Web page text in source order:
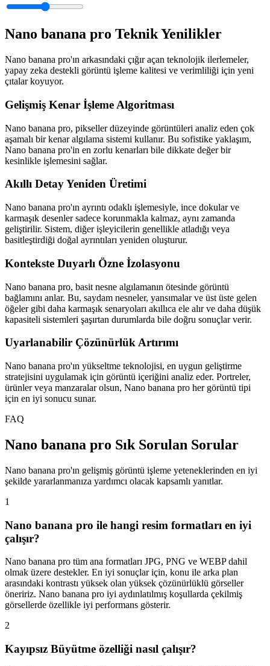
Nano banana pro Teknik Yenilikler
Nano banana pro'ın arkasındaki çığır açan teknolojik ilerlemeler,
yapay zeka destekli görüntü işleme kalitesi ve verimliliği için yeni
çıtalar koyuyor.
Gelişmiş Kenar İşleme Algoritması
Nano banana pro, pikseller düzeyinde görüntüleri analiz eden çok
aşamalı bir kenar algılama sistemi kullanır. Bu sofistike yaklaşım,
Nano banana pro'in en zorlu kenarları bile dikkate değer bir
kesinlikle işlemesini sağlar.
Akıllı Detay Yeniden Üretimi
Nano banana pro'ın ayrıntı odaklı işlemesiyle, ince dokular ve
karmaşık desenler sadece korunmakla kalmaz, aynı zamanda
geliştirilir. Sistem, diğer işleyicilerin genellikle atladığı veya
basitleştirdiği doğal ayrıntıları yeniden oluşturur.
Kontekste Duyarlı Özne İzolasyonu
Nano banana pro, basit nesne algılamanın ötesinde görüntü
bağlamını anlar. Bu, saydam nesneler, yansımalar ve üst üste gelen
öğeler gibi daha karmaşık senaryoları akıllıca ele alır ve daha düşük
kapasiteli sistemleri şaşırtan durumlarda bile doğru sonuçlar verir.
Uyarlanabilir Çözünürlük Artırımı
Nano banana pro'ın yükseltme teknolojisi, en uygun geliştirme
stratejisini uygulamak için görüntü içeriğini analiz eder. Portreler,
ürünler veya manzaralar olsun, Nano banana pro her görüntü tipi
için en iyi sonucu sunar.
FAQ
Nano banana pro Sık Sorulan Sorular
Nano banana pro'ın gelişmiş görüntü işleme yeteneklerinden en iyi
şekilde yararlanmanıza yardımcı olacak kapsamlı yanıtlar.
1
Nano banana pro ile hangi resim formatları en iyi
çalışır?
Nano banana pro tüm ana formatları JPG, PNG ve WEBP dahil
olmak üzere destekler. En iyi sonuçlar için, konu ile arka plan
arasındaki kontrastı yüksek olan yüksek çözünürlüklü görseller
öneririz. Nano banana pro iyi aydınlatılmış koşullarda çekilmiş
görsellerde özellikle iyi performans gösterir.
2
Kayıpsız Büyütme özelliği nasıl çalışır?